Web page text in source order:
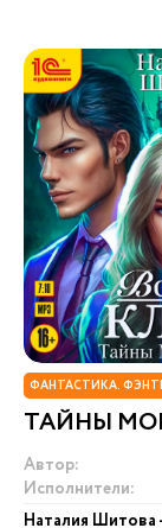
ФАНТАСТИКА.
ТАЙНЫ
Автор:
Исполнители:
Наталия Шитова